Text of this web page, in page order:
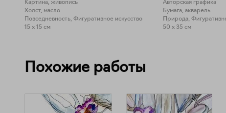
Картина, живопись
Холст, масло
Повседневность, Фигуративное искусство
15 x 15 см
Авторская графика
Бумага, акварель
50 x 35 см
Похожие работы